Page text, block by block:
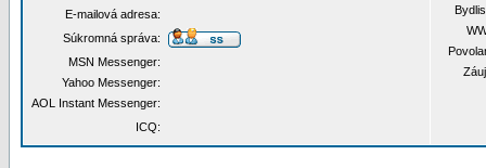
E-mailová adresa:
Súkromná správa:
MSN Messenger:
Yahoo Messenger:
AOL Instant Messenger:
ICQ: